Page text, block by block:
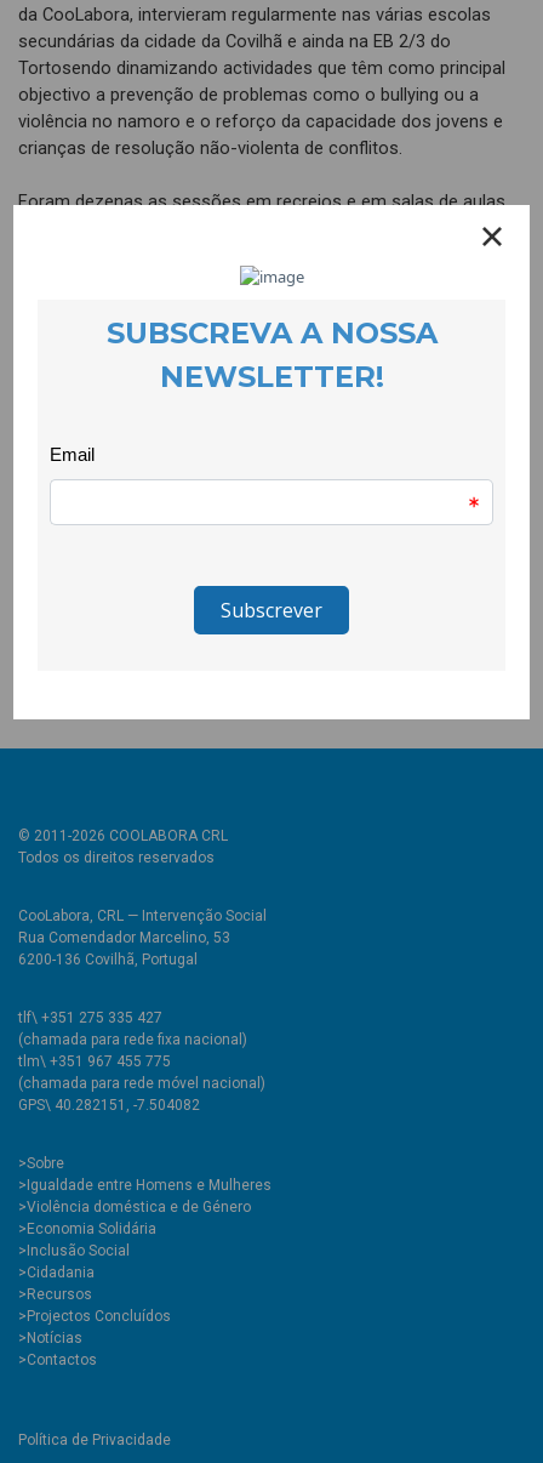
da CooLabora, intervieram regularmente nas várias escolas
secundárias da cidade da Covilhã e ainda na EB 2/3 do
Tortosendo dinamizando actividades que têm como principal
objectivo a prevenção de problemas como o bullying ou a
violência no namoro e o reforço da capacidade dos jovens e
crianças de resolução não-violenta de conflitos.
Foram dezenas as sessões em recreios e em salas de aulas
ciclo e do ensino secundário.
Esta iniciativa, que aposta fortemente na capacitação dos
voluntários e das voluntárias, constitui uma oportunidade para
a aquisição de competências, para o exercício da cidadania e
avaliação: “A aquisição de novos conhecimentos e
competências de comunicação e interacção com os outros
foi uma grande recompensa do meu envolvimento nesta
prática algumas competências adquiridas na UBI”; “Esta
experiência foi, sem dúvida, uma oportunidade de exercer a
© 2011-2026 COOLABORA CRL
Todos os direitos reservados
CooLabora, CRL — Intervenção Social
Rua Comendador Marcelino, 53
6200-136 Covilhã, Portugal
tlf\ +351 275 335 427
(chamada para rede fixa nacional)
tlm\ +351 967 455 775
(chamada para rede móvel nacional)
GPS\ 40.282151, -7.504082
>Sobre
>Igualdade entre Homens e Mulheres
>Violência doméstica e de Género
>Economia Solidária
>Inclusão Social
>Cidadania
>Recursos
>Projectos Concluídos
>Notícias
>Contactos
Política de Privacidade